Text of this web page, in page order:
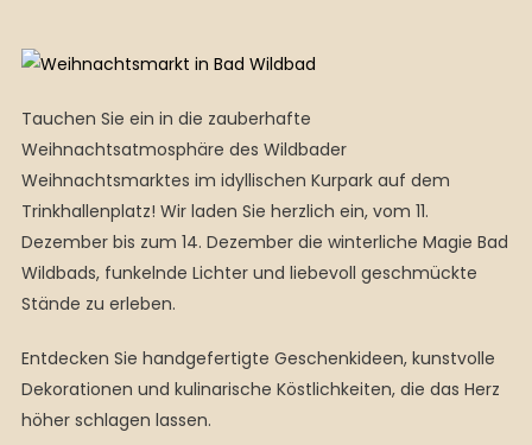
Tauchen Sie ein in die zauberhafte
Weihnachtsatmosphäre des Wildbader
Weihnachtsmarktes im idyllischen Kurpark auf dem
Trinkhallenplatz! Wir laden Sie herzlich ein, vom 11.
Dezember bis zum 14. Dezember die winterliche Magie Bad
Wildbads, funkelnde Lichter und liebevoll geschmückte
Stände zu erleben.
Entdecken Sie handgefertigte Geschenkideen, kunstvolle
Dekorationen und kulinarische Köstlichkeiten, die das Herz
höher schlagen lassen.